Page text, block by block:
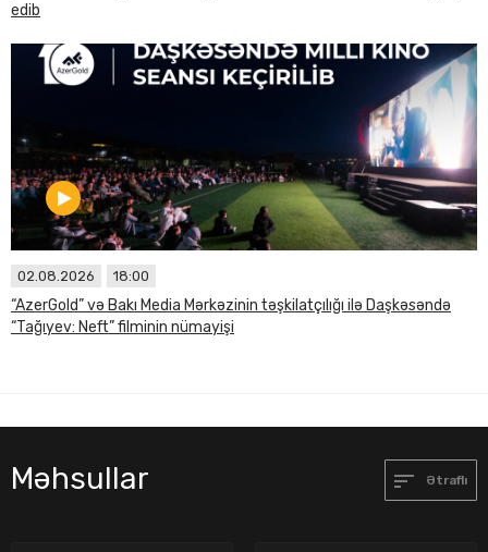
edib
02.08.2026 18:00
“AzerGold” və Bakı Media Mərkəzinin təşkilatçılığı ilə Daşkəsəndə
“Tağıyev: Neft” filminin nümayişi
Məhsullar Ətraflı